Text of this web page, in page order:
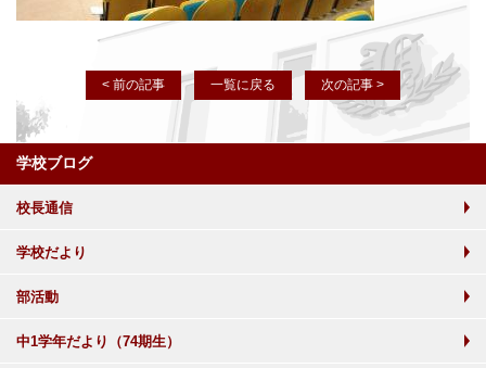
< 前の記事 一覧に戻る 次の記事 >
学校ブログ
校長通信
学校だより
部活動
中1学年だより（74期生）